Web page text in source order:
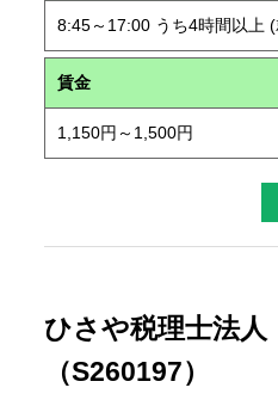
8:45～17:00 うち4時間以上
賃金
1,150円～1,500円
ひさや税理士法
（S260197）